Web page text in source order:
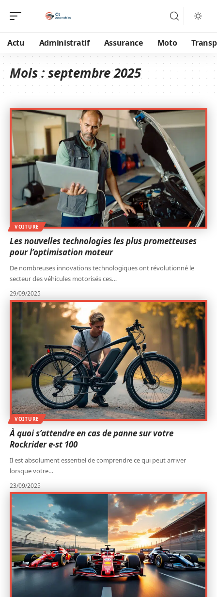
Actu Administratif Assurance Moto
Mois :septembre 2025
VOITURE
Les nouvelles technologies les plus prometteuses
pour l’optimisation moteur
De nombreuses innovations technologiques ont révolutionné le
secteur des véhicules motorisés ces…
29/09/2025
VOITURE
À quoi s’attendre en cas de panne sur votre
Rockrider e-st 100
Il est absolument essentiel de comprendre ce qui peut arriver
lorsque votre…
23/09/2025